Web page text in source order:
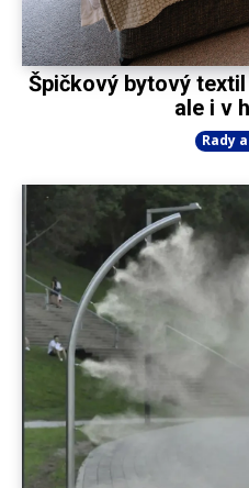
Špičkový bytový
ale i v
Rady